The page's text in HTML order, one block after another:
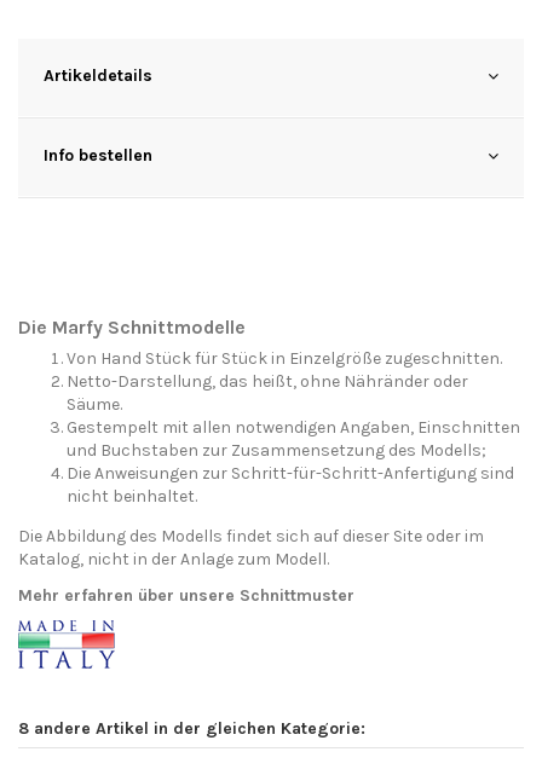
Artikeldetails
Info bestellen
Die Marfy Schnittmodelle
Von Hand Stück für Stück in Einzelgröße zugeschnitten.
Netto-Darstellung, das heißt, ohne Nähränder oder
Säume.
Gestempelt mit allen notwendigen Angaben, Einschnitten
und Buchstaben zur Zusammensetzung des Modells;
Die Anweisungen zur Schritt-für-Schritt-Anfertigung sind
nicht beinhaltet.
Die Abbildung des Modells findet sich auf dieser Site oder im
Katalog, nicht in der Anlage zum Modell.
Mehr erfahren über unsere Schnittmuster
8 andere Artikel in der gleichen Kategorie: